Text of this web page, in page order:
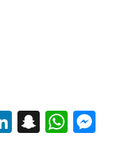
LinkedIn
Snapchat